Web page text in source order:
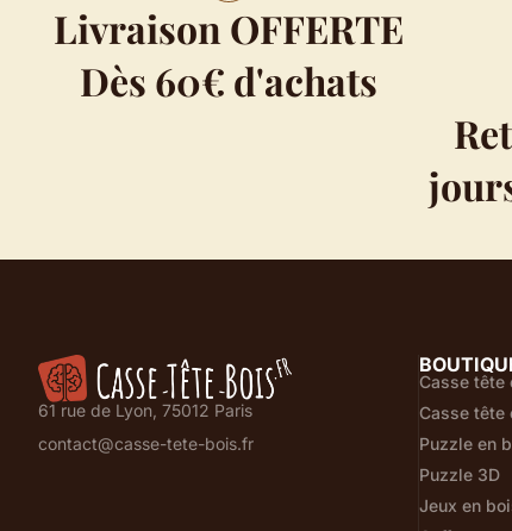
Livraison OFFERTE
Dès 60€ d'achats
61 rue de Lyon, 75012 Paris
contact@casse-tete-bois.fr
Casse tête
Casse tête
Puzzle en
Puzzle 3D
Jeux en